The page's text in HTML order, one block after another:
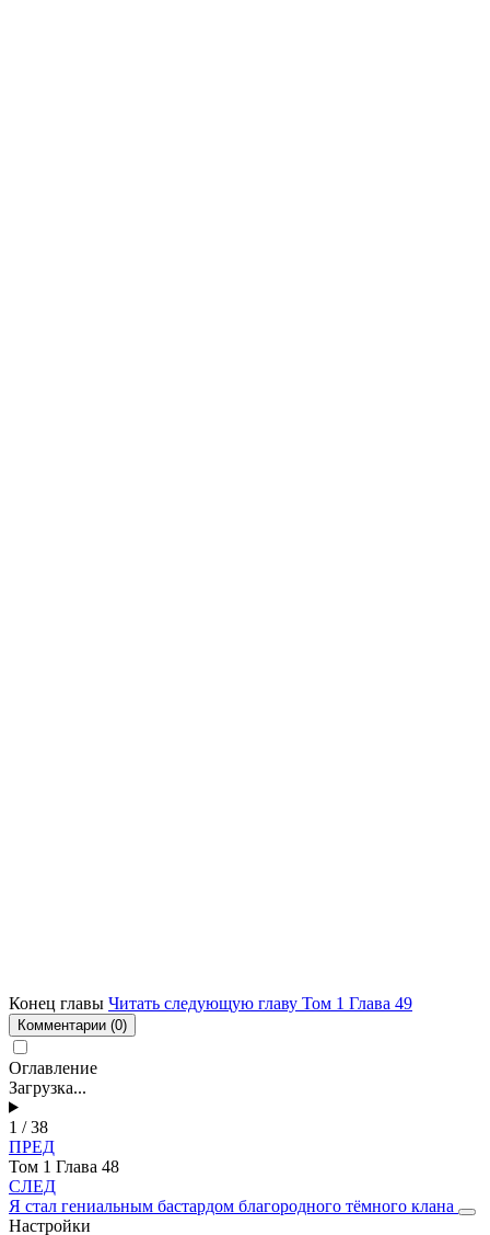
Конец главы Читать следующую главу Том 1 Глава 49
Комментарии (0)
Оглавление
Загрузка...
1 / 38
ПРЕД
Том 1 Глава 48
СЛЕД
Я стал гениальным бастардом благородного тёмного клана
Настройки